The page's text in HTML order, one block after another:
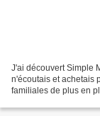
J'ai découvert Simple
n'écoutais et achetais
familiales de plus en